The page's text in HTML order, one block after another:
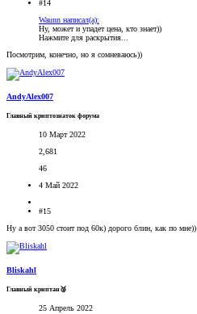
#14
Waunn написал(а):
Ну, может и упадет цена, кто знает))
Нажмите для раскрытия...
Посмотрим, конечно, но я сомневаюсь))
AndyAlex007
Главный криптознаток форума
10 Март 2022
2,681
46
4 Май 2022
#15
Ну а вот 3050 стоит под 60к) дорого блин, как по мне))
Bliskahl
Главный криптан🥈
25 Апрель 2022